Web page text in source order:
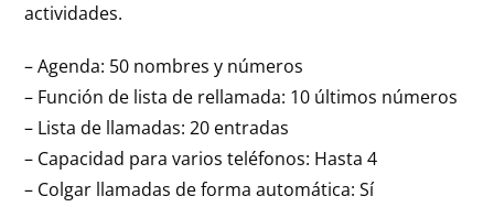
actividades.
– Agenda: 50 nombres y números
– Función de lista de rellamada: 10 últimos números
– Lista de llamadas: 20 entradas
– Capacidad para varios teléfonos: Hasta 4
– Colgar llamadas de forma automática: Sí